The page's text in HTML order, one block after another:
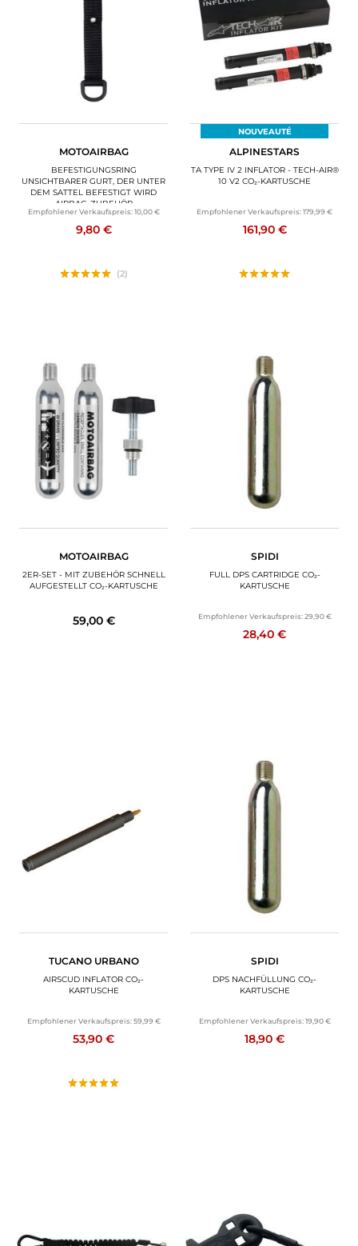
MOTOAIRBAG
BEFESTIGUNGSRING
UNSICHTBARER GURT, DER UNTER
DEM SATTEL BEFESTIGT WIRD
AIRBAG-ZUBEHÖR
Empfohlener Verkaufspreis: 10,00 €
9,80 €
(2)
NOUVEAUTÉ
ALPINESTARS
TA TYPE IV 2 INFLATOR - TECH-AIR®
10 V2 CO₂-KARTUSCHE
Empfohlener Verkaufspreis:179,99 €
161,90 €
MOTOAIRBAG
2ER-SET - MIT ZUBEHÖR SCHNELL
AUFGESTELLT CO₂-KARTUSCHE
59,00 €
SPIDI
FULL DPS CARTRIDGE CO₂-
KARTUSCHE
Empfohlener Verkaufspreis: 29,90 €
28,40 €
TUCANO URBANO
AIRSCUD INFLATOR CO₂-
KARTUSCHE
Empfohlener Verkaufspreis: 59,99 €
53,90 €
SPIDI
DPS NACHFÜLLUNG CO₂-
KARTUSCHE
Empfohlener Verkaufspreis: 19,90 €
18,90 €